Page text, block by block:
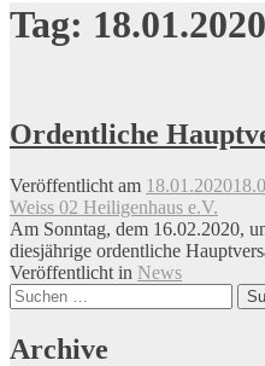
Tag: 18.01.2020
Ordentliche
Veröffentlicht am 18.01.2020
Weiss 02 Heiligenhaus e.V.
Am Sonntag, dem 16.02.2020,
diesjährige ordentliche
Veröffentlicht in News
Beitrags-
Navigation
Suchen
nach:
Archive